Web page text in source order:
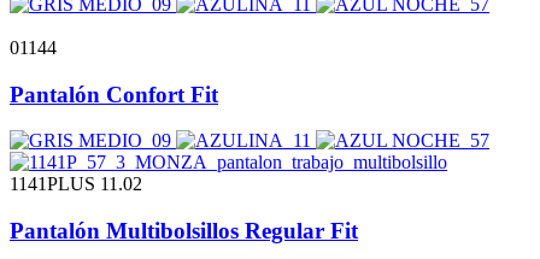
01144
Pantalón Confort Fit
1141PLUS 11.02
Pantalón Multibolsillos Regular Fit